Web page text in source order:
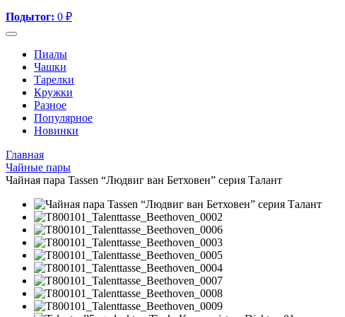
Подытог: 0 ₽
Пиалы
Чашки
Тарелки
Кружки
Разное
Популярное
Новинки
Главная
Чайные пары
Чайная пара Tassen “Людвиг ван Бетховен” серия Талант